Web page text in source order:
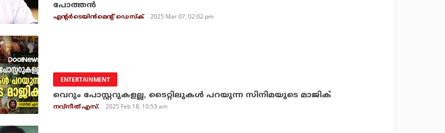
പോത്തന്‍
എന്റര്‍ടെയിന്‍മെന്റ് ഡെസ്‌ക് 2025 Mar 07, 02:02 pm
ENTERTAINMENT
വെറും പോസ്റ്ററുകളല്ല, ടൈറ്റിലുകൾ പറയുന്ന സിനിമയുടെ മാജിക്
നവ്‌നീത് എസ്. 2025 Feb 18, 10:53 am